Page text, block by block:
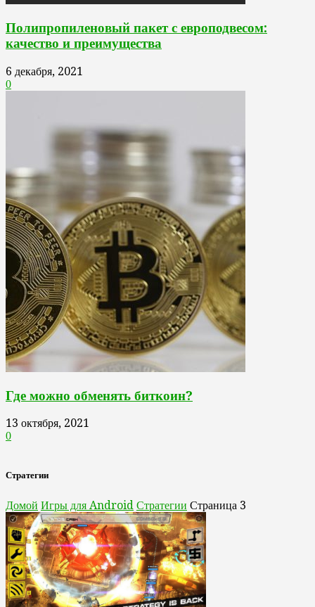
Полипропиленовый пакет с европодвесом:
качество и преимущества
6 декабря, 2021
0
Где можно обменять биткоин?
13 октября, 2021
0
Стратегии
Домой Игры для Android Стратегии Страница 3